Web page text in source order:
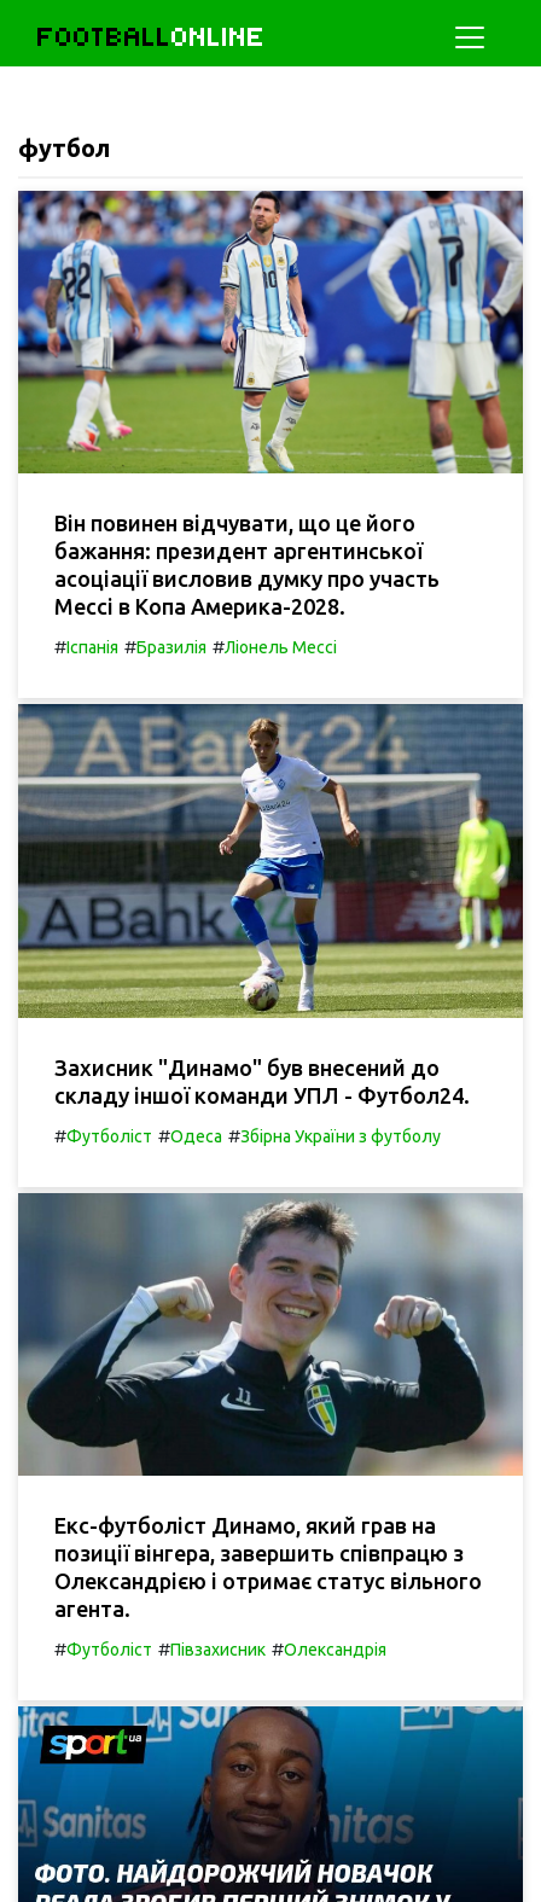
FOOTBALLONLINE
футбол
Він повинен відчувати, що це його
бажання: президент аргентинської
асоціації висловив думку про участь
Мессі в Копа Америка-2028.
#Іспанія #Бразилія #Ліонель Мессі
Захисник "Динамо" був внесений до
складу іншої команди УПЛ - Футбол24.
#Футболіст #Одеса #Збірна України з футболу
Екс-футболіст Динамо, який грав на
позиції вінгера, завершить співпрацю з
Олександрією і отримає статус вільного
агента.
#Футболіст #Півзахисник #Олександрія